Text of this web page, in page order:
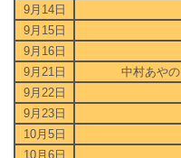
9月14日
9月15日
9月16日
9月21日
中村あやの
9月22日
9月23日
10月5日
10月6日